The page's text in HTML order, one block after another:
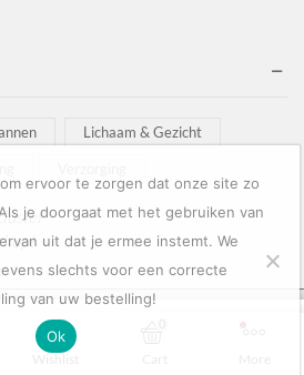
Lichaam & Gezicht
© 2022Salon Goederen
OPTIES SELECTEREN
0
Wishlist
ervoor te zorgen dat onze site zo
je doorgaat met het gebruiken van
uit dat je ermee instemt. We
slechts voor een correcte
van uw bestelling!
Ok